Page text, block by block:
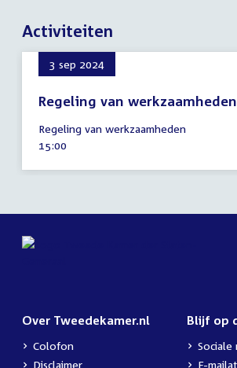
Activiteiten
3 sep 2024
Regeling van werkzaamheden
september
2024
Regeling van werkzaamheden
Tijd
15:00
Over Tweedekamer.nl
Colofon
Disclaimer
Blijf op
Sociale
E-